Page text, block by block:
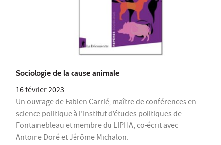
Sociologie de la cause animale
16 février 2023
Un ouvrage de Fabien Carrié, maître de conférences en
science politique à l’Institut d’études politiques de
Fontainebleau et membre du LIPHA, co-écrit avec
Antoine Doré et Jérôme Michalon.